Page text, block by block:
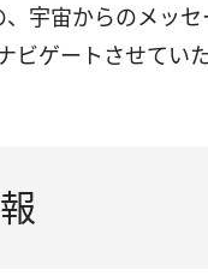
、宇宙からのメッ
ビゲートさせてい